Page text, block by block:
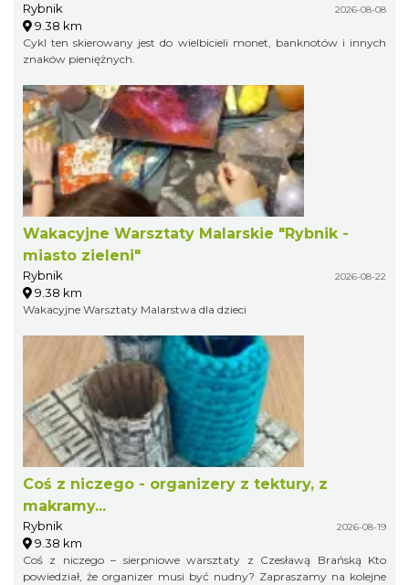
Rybnik 2026-08-08
9.38 km
Cykl ten skierowany jest do wielbicieli monet, banknotów i innych
znaków pieniężnych.
Wakacyjne Warsztaty Malarskie "Rybnik -
miasto zieleni"
Rybnik 2026-08-22
9.38 km
Wakacyjne Warsztaty Malarstwa dla dzieci
Coś z niczego - organizery z tektury, z
makramy...
Rybnik 2026-08-19
9.38 km
Coś z niczego – sierpniowe warsztaty z Czesławą Brańską Kto
powiedział, że organizer musi być nudny? Zapraszamy na kolejne